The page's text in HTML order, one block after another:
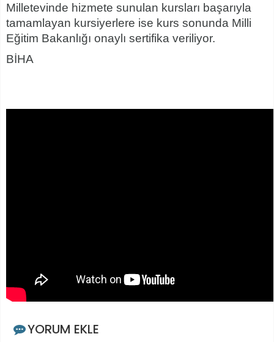
Milletevinde hizmete sunulan kursları başarıyla
tamamlayan kursiyerlere ise kurs sonunda Milli
Eğitim Bakanlığı onaylı sertifika veriliyor.
BİHA
YORUM EKLE